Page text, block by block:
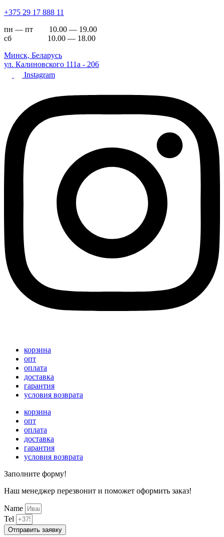
+375 29 17 888 11
пн — пт 10.00 — 19.00
сб 10.00 — 18.00
Минск, Беларусь
ул. Калиновского 111а - 206
Instagram
корзина
опт
оплата
доставка
гарантия
условия возврата
корзина
опт
оплата
доставка
гарантия
условия возврата
Заполните форму!
Наш менеджер перезвонит и поможет оформить заказ!
Name
Tel
Отправить заявку